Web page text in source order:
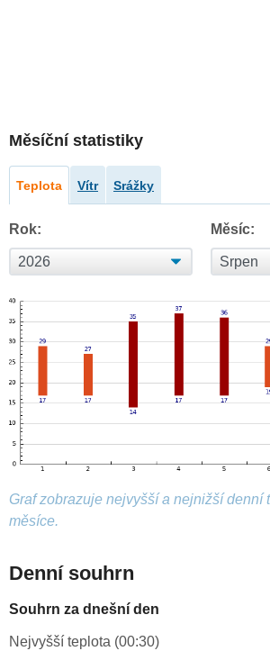
Měsíční statistiky
Teplota Vítr Srážky
Rok: Měsíc:
Graf zobrazuje nejvyšší a nejnižší denní
měsíce.
Denní souhrn
Souhrn za dnešní den
Nejvyšší teplota (00:30)